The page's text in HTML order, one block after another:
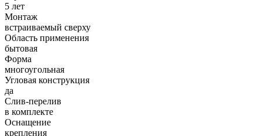
5 лет
Монтаж
встраиваемый сверху
Область применения
бытовая
Форма
многоугольная
Угловая конструкция
да
Слив-перелив
в комплекте
Оснащение
крепления